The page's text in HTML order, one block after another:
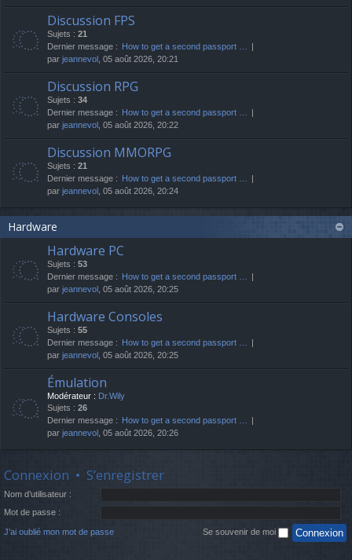
Discussion FPS
Sujets : 21
Dernier message : How to get a second passport …
par jeannevol , 05 août 2026, 20:21
Discussion RPG
Sujets : 34
Dernier message : How to get a second passport …
par jeannevol , 05 août 2026, 20:22
Discussion MMORPG
Sujets : 21
Dernier message : How to get a second passport …
par jeannevol , 05 août 2026, 20:24
Hardware
Hardware PC
Sujets : 53
Dernier message : How to get a second passport …
par jeannevol , 05 août 2026, 20:25
Hardware Consoles
Sujets : 55
Dernier message : How to get a second passport …
par jeannevol , 05 août 2026, 20:25
Émulation
Modérateur : Dr.Wily
Sujets : 26
Dernier message : How to get a second passport …
par jeannevol , 05 août 2026, 20:26
Connexion • S’enregistrer
Nom d’utilisateur :
Mot de passe :
J’ai oublié mon mot de passe Se souvenir de moi